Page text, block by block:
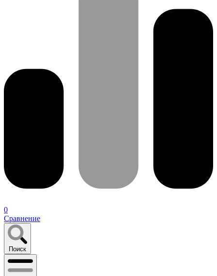
0
Сравнение
Поиск